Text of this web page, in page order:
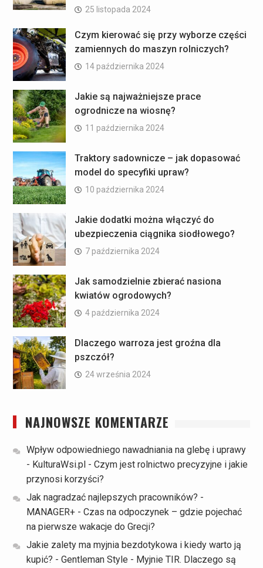
25 listopada 2024
Czym kierować się przy wyborze części
zamiennych do maszyn rolniczych?
14 października 2024
Jakie są najważniejsze prace
ogrodnicze na wiosnę?
11 października 2024
Traktory sadownicze – jak dopasować
model do specyfiki upraw?
10 października 2024
Jakie dodatki można włączyć do
ubezpieczenia ciągnika siodłowego?
7 października 2024
Jak samodzielnie zbierać nasiona
kwiatów ogrodowych?
4 października 2024
Dlaczego warroza jest groźna dla
pszczół?
24 września 2024
NAJNOWSZE KOMENTARZE
Wpływ odpowiedniego nawadniania na glebę i uprawy
- KulturaWsi.pl - Czym jest rolnictwo precyzyjne i jakie
przynosi korzyści?
Jak nagradzać najlepszych pracowników? -
MANAGER+- Czas na odpoczynek – gdzie pojechać
na pierwsze wakacje do Grecji?
Jakie zalety ma myjnia bezdotykowa i kiedy warto ją
kupić? - Gentleman Style - Myjnie TIR. Dlaczego są